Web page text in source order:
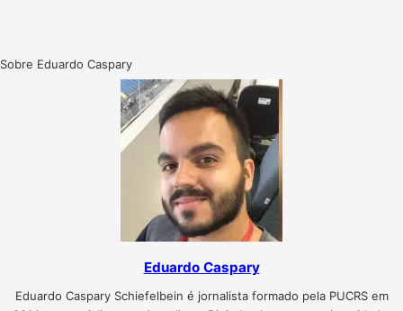
Sobre Eduardo Caspary
Eduardo Caspary
Eduardo Caspary Schiefelbein é jornalista formado pela PUCRS em